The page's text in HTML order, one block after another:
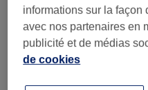
Massage Bien-être À Deux
Massage Sportif
informations sur la façon
avec nos partenaires en
publicité et de médias
de cookies